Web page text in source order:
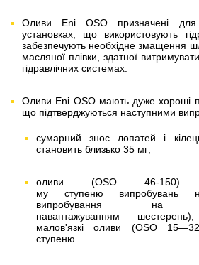
Оливи Eni OSO призначені для
установках, що використовують
забезпечують необхідне змащення
масляної плівки, здатної
гідравлічних системах.
Оливи Eni OSO мають дуже хороші
що підтверджуються наступними
сумарний знос лопатей і
становить близько 35 мг;
оливи (OSO 46-150)
му ступеню випробувань
випробування на
навантажуванням
малов'язкі оливи (OSO
ступеню.